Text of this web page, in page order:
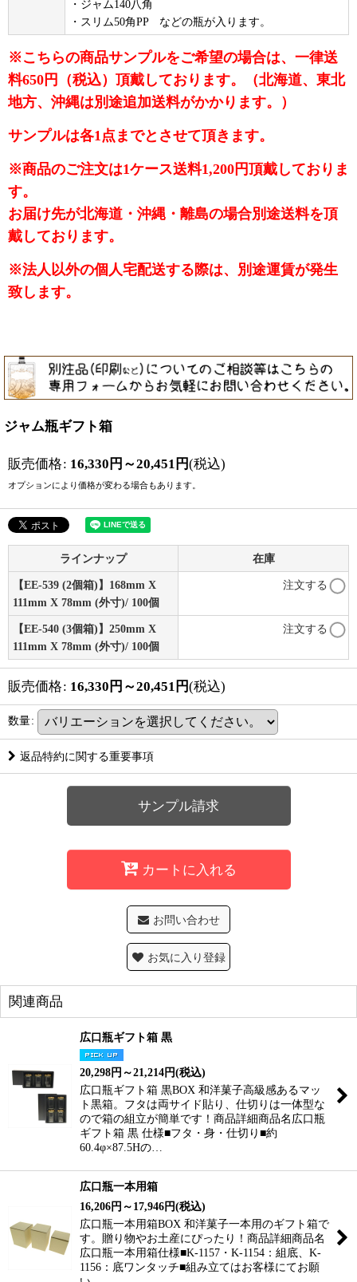
・ジャム140八角
・スリム50角PP などの瓶が入ります。
※こちらの商品サンプルをご希望の場合は、一律送
料650円（税込）頂戴しております。（北海道、東北
地方、沖縄は別途追加送料がかかります。）
サンプルは各1点までとさせて頂きます。
※商品のご注文は1ケース送料1,200円頂戴しておりま
す。
お届け先が北海道・沖縄・離島の場合別途送料を頂
戴しております。
※法人以外の個人宅配送する際は、別途運賃が発生
致します。
ジャム瓶ギフト箱
販売価格: 16,330 円 ～20,451 円(税込)
オプションにより価格が変わる場合もあります。
ラインナップ 在庫
【EE-539 (2個箱)】168mm X
111mm X 78mm (外寸)/ 100個
注文する
【EE-540 (3個箱)】250mm X
111mm X 78mm (外寸)/ 100個
注文する
販売価格: 16,330 円 ～20,451 円(税込)
数量:
返品特約に関する重要事項
サンプル請求
カートに入れる
お問い合わせ
お気に入り登録
関連商品
広口瓶ギフト箱 黒
20,298円 ～21,214円(税込)
広口瓶ギフト箱 黒BOX 和洋菓子高級感あるマッ
ト黒箱。フタは両サイド貼り、仕切りは一体型な
ので箱の組立が簡単です！商品詳細商品名広口瓶
ギフト箱 黒 仕様■フタ・身・仕切り■約
60.4φ×87.5Hの…
広口瓶一本用箱
16,206円 ～17,946円(税込)
広口瓶一本用箱BOX 和洋菓子一本用のギフト箱で
す。贈り物やお土産にぴったり！商品詳細商品名
広口瓶一本用箱仕様■K-1157・K-1154：組底、K-
1156：底ワンタッチ■組み立てはお客様にてお願